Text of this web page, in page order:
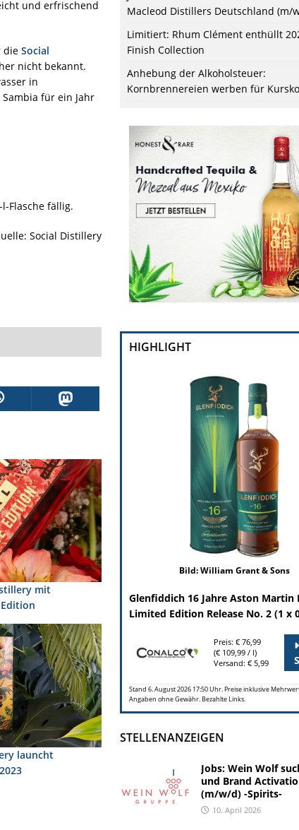
und erfrischend
die Social
nicht bekannt.
in
für ein Jahr
Flasche fällig.
Social Distillery
mit
launcht
Macleod Distillers Deutschland (m/
Limitiert: Rhum Clément enthüllt
Finish Collection
Anhebung der Alkoholsteuer:
Kornbrennereien werben für
HIGHLIGHT
Bild: William Grant & Sons
Glenfiddich 16 Jahre Aston Martin
Limited Edition Release No. 2 (1 x
Preis: € 76,99
(€ 109,99 / l)
Versand: € 5,99
Stand 6. August 2026 17:50 Uhr. Preise inklusive
Angaben ohne Gewähr. Bezahlte Links.
STELLENANZEIGEN
Jobs: Wein Wolf
und Brand
(m/w/d) -Spirits-
10. April 2026